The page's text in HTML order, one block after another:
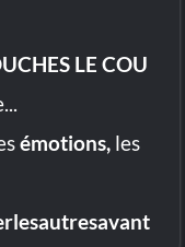
LE COU
émotions, les